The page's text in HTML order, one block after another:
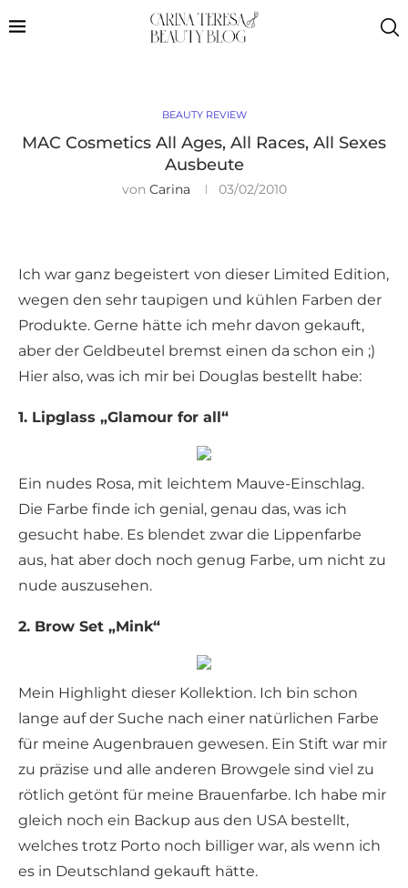
BEAUTY REVIEW
MAC Cosmetics All Ages, All Races, All Sexes
Ausbeute
von Carina 03/02/2010
Ich war ganz begeistert von dieser Limited Edition,
wegen den sehr taupigen und kühlen Farben der
Produkte. Gerne hätte ich mehr davon gekauft,
aber der Geldbeutel bremst einen da schon ein ;)
Hier also, was ich mir bei Douglas bestellt habe:
1. Lipglass „Glamour for all“
Ein nudes Rosa, mit leichtem Mauve-Einschlag.
Die Farbe finde ich genial, genau das, was ich
gesucht habe. Es blendet zwar die Lippenfarbe
aus, hat aber doch noch genug Farbe, um nicht zu
nude auszusehen.
2. Brow Set „Mink“
Mein Highlight dieser Kollektion. Ich bin schon
lange auf der Suche nach einer natürlichen Farbe
für meine Augenbrauen gewesen. Ein Stift war mir
zu präzise und alle anderen Browgele sind viel zu
rötlich getönt für meine Brauenfarbe. Ich habe mir
gleich noch ein Backup aus den USA bestellt,
welches trotz Porto noch billiger war, als wenn ich
es in Deutschland gekauft hätte.